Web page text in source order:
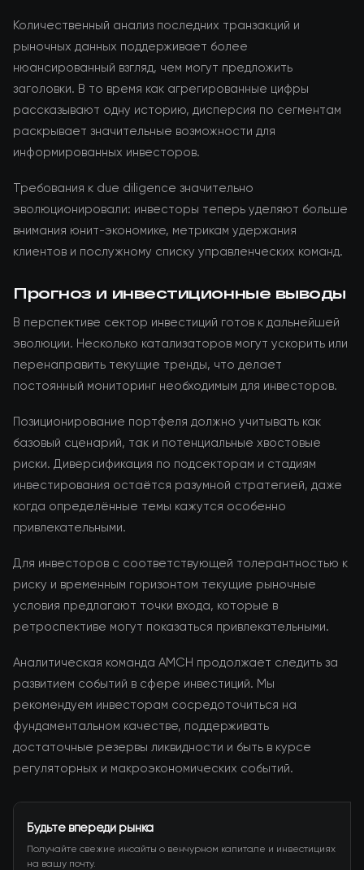
Количественный анализ последних транзакций и
рыночных данных поддерживает более
нюансированный взгляд, чем могут предложить
заголовки. В то время как агрегированные цифры
рассказывают одну историю, дисперсия по сегментам
раскрывает значительные возможности для
информированных инвесторов.
Требования к due diligence значительно
эволюционировали: инвесторы теперь уделяют больше
внимания юнит-экономике, метрикам удержания
клиентов и послужному списку управленческих команд.
Прогноз и инвестиционные выводы
В перспективе сектор инвестиций готов к дальнейшей
эволюции. Несколько катализаторов могут ускорить или
перенаправить текущие тренды, что делает
постоянный мониторинг необходимым для инвесторов.
Позиционирование портфеля должно учитывать как
базовый сценарий, так и потенциальные хвостовые
риски. Диверсификация по подсекторам и стадиям
инвестирования остаётся разумной стратегией, даже
когда определённые темы кажутся особенно
привлекательными.
Для инвесторов с соответствующей толерантностью к
риску и временным горизонтом текущие рыночные
условия предлагают точки входа, которые в
ретроспективе могут показаться привлекательными.
Аналитическая команда AMCH продолжает следить за
развитием событий в сфере инвестиций. Мы
рекомендуем инвесторам сосредоточиться на
фундаментальном качестве, поддерживать
достаточные резервы ликвидности и быть в курсе
регуляторных и макроэкономических событий.
Будьте впереди рынка
Получайте свежие инсайты о венчурном капитале и инвестициях
на вашу почту.